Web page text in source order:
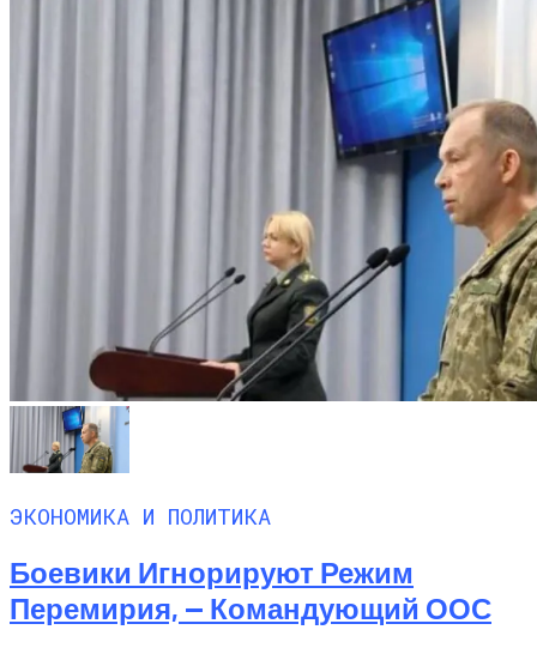
ЭКОНОМИКА И ПОЛИТИКА
Боевики Игнорируют Режим
Перемирия, — Командующий ООС